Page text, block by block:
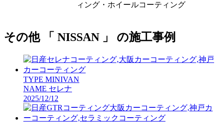
ィング・ホイールコーティング
その他 「 NISSAN 」 の施工事例
TYPE MINIVAN
NAME セレナ
2025/12/12